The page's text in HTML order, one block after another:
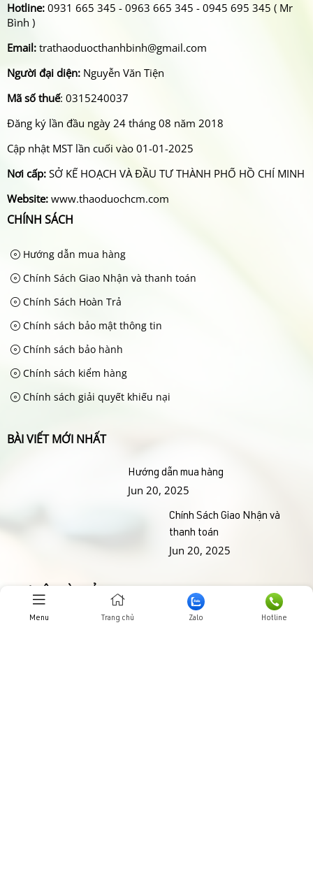
Hotline: 0931 665 345 - 0963 665 345 - 0945 695 345 ( Mr
Bình )
Email: trathaoduocthanhbinh@gmail.com
Người đại diện: Nguyễn Văn Tiện
Mã số thuế: 0315240037
Đăng ký lần đầu ngày 24 tháng 08 năm 2018
Cập nhật MST lần cuối vào 01-01-2025
Nơi cấp: SỞ KẾ HOẠCH VÀ ĐẦU TƯ THÀNH PHỐ HỒ CHÍ MINH
Website: www.thaoduochcm.com
CHÍNH SÁCH
Hướng dẫn mua hàng
Chính Sách Giao Nhận và thanh toán
Chính Sách Hoàn Trả
Chính sách bảo mật thông tin
Chính sách bảo hành
Chính sách kiểm hàng
Chính sách giải quyết khiếu nại
BÀI VIẾT MỚI NHẤT
Hướng dẫn mua hàng
Jun 20, 2025
Chính Sách Giao Nhận và
thanh toán
Jun 20, 2025
THƯ VIỆN HÌNH ẢNHH
Menu Trang chủ Zalo Hotline